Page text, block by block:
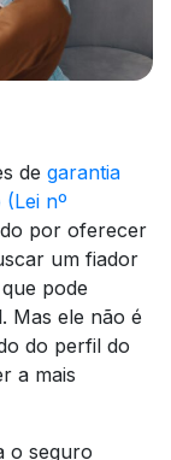
de garantia
nº
por oferecer
um fiador
pode
Mas ele não é
do perfil do
a mais
o seguro